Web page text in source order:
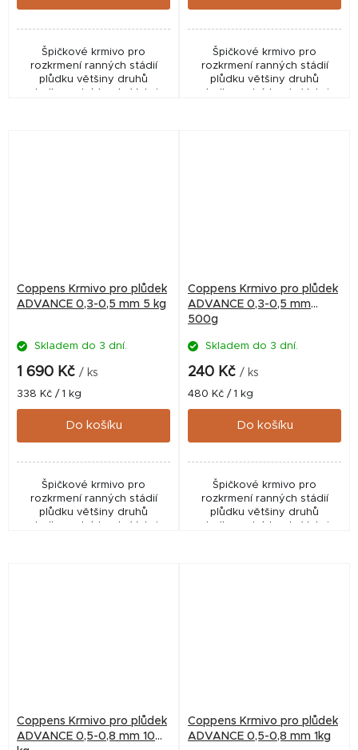
Špičkové krmivo pro
rozkrmení ranných stádií
plůdku většiny druhů
Špičkové krmivo pro
rozkrmení ranných stádií
plůdku většiny druhů
Coppens Krmivo pro plůdek
ADVANCE 0,3-0,5 mm 5 kg
Skladem do 3 dní.
1 690 Kč / ks
Měrná
cena:
338 Kč / 1 kg
Do košíku
Špičkové krmivo pro
rozkrmení ranných stádií
plůdku většiny druhů
sladkovodních ryb. Velmi
Coppens Krmivo pro plůdek
ADVANCE 0,3-0,5 mm
500g
Skladem do 3 dní.
240 Kč / ks
Měrná
cena:
480 Kč / 1 kg
Do košíku
Špičkové krmivo pro
rozkrmení ranných stádií
plůdku většiny druhů
sladkovodních ryb. Velmi
Coppens Krmivo pro plůdek
ADVANCE 0,5-0,8 mm 10
Coppens Krmivo pro plůdek
ADVANCE 0,5-0,8 mm 1kg